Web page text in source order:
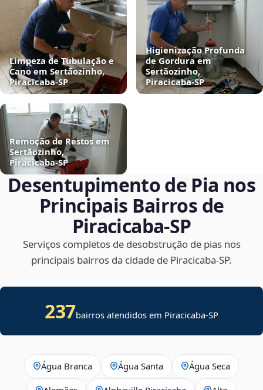
Limpeza de Tubulação e
Cano em Sertãozinho,
Piracicaba‑SP
Higienização Profunda
de Gordura em
Sertãozinho,
Piracicaba‑SP
Remoção de Restos em
Sertãozinho,
Piracicaba‑SP
Desentupimento de Pia nos
Principais Bairros de
Piracicaba‑SP
Serviços completos de desobstrução de pias nos
principais bairros da cidade de Piracicaba‑SP.
237bairros atendidos em Piracicaba-SP
Água Branca Água Santa Água Seca